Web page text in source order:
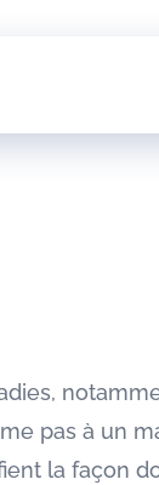
pas à un
la façon